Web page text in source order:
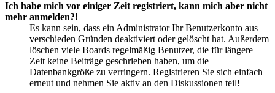
Ich habe mich vor einiger Zeit registriert, kann mich aber nicht
mehr anmelden?!
Es kann sein, dass ein Administrator Ihr Benutzerkonto aus
verschieden Gründen deaktiviert oder gelöscht hat. Außerdem
löschen viele Boards regelmäßig Benutzer, die für längere
Zeit keine Beiträge geschrieben haben, um die
Datenbankgröße zu verringern. Registrieren Sie sich einfach
erneut und nehmen Sie aktiv an den Diskussionen teil!